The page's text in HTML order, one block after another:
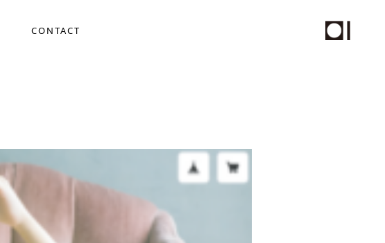
ホームページ保守サービス
CONTACT